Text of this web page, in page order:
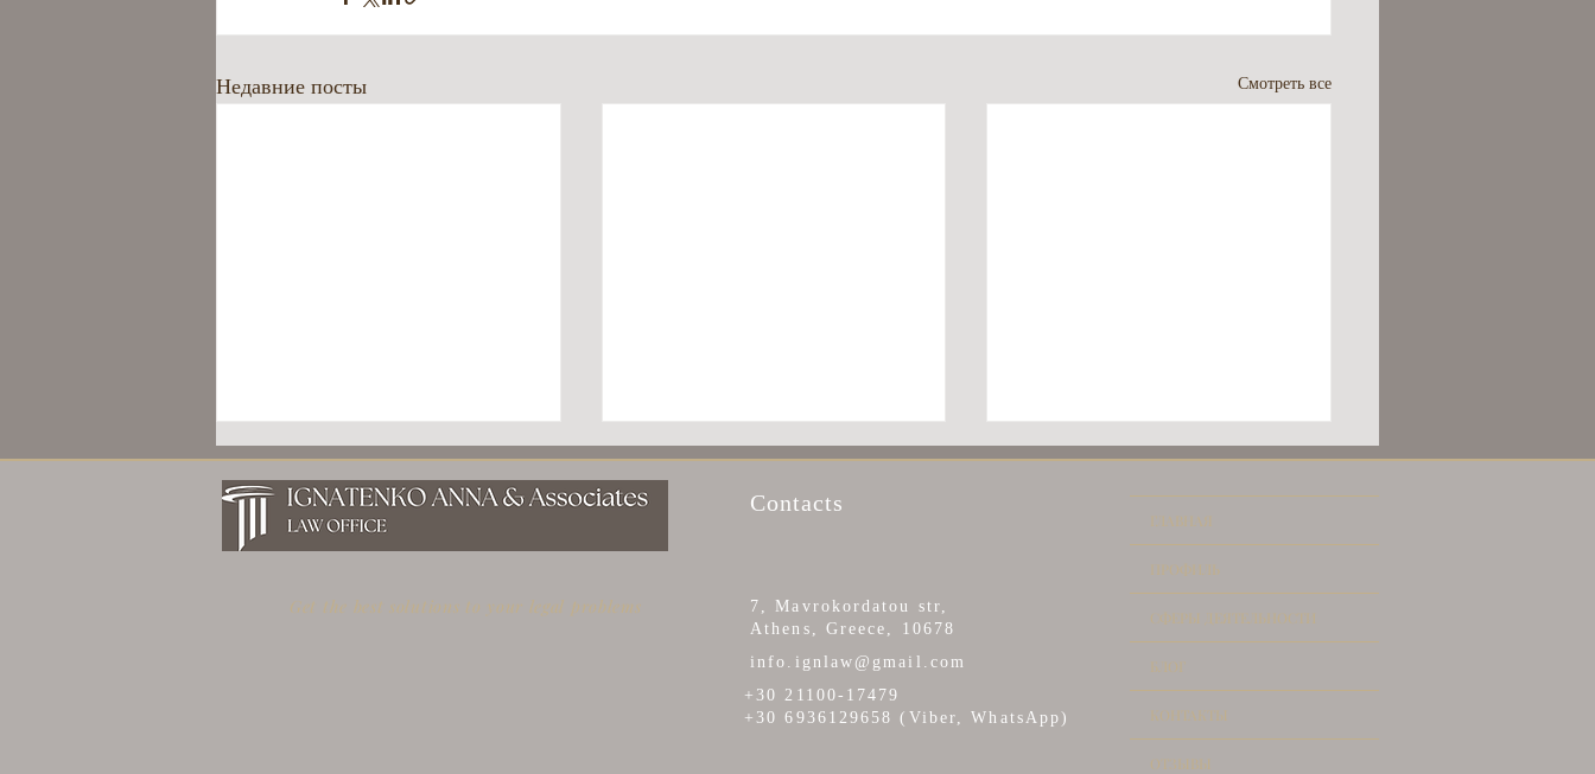
Недавние посты Смотреть все
ВИД НА ЖИТЕЛЬСТВО
ДОЛГОСРОЧНОГО
РЕЗИДЕНТА
КОЧЕВНИКОВ (Digital
Get the best solutions to your legal problems
Contacts
7, Mavrokordatou str,
Athens, Greece, 10678
info.ignlaw@gmail.com
+30 21100-17479
+30 6936129658 (Viber, WhatsApp)
ГЛАВНАЯ
ПРОФИЛЬ
СФЕРЫ ДЕЯТЕЛЬНОСТИ
БЛОГ
КОНТАКТЫ
ОТЗЫВЫ